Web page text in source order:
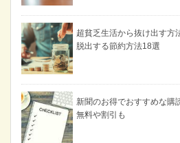
超貧乏生活から抜け出す方
脱出する節約方法18選
新聞のお得でおすすめな購
無料や割引も